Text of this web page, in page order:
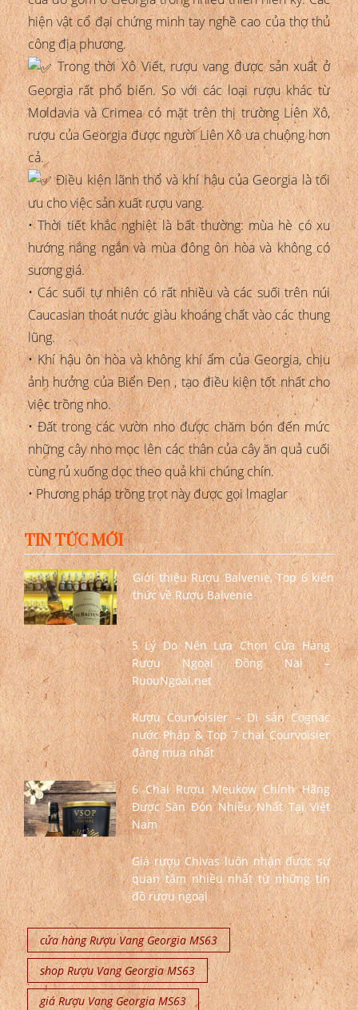
hiện vật cổ đại chứng minh tay nghề cao của thợ thủ
công địa phương.
Trong thời Xô Viết, rượu vang được sản xuất ở
Georgia rất phổ biến. So với các loại rượu khác từ
Moldavia và Crimea có mặt trên thị trường Liên Xô,
rượu của Georgia được người Liên Xô ưa chuộng hơn
cả.
Điều kiện lãnh thổ và khí hậu của Georgia là tối
ưu cho việc sản xuất rượu vang.
• Thời tiết khắc nghiệt là bất thường: mùa hè có xu
hướng nắng ngắn và mùa đông ôn hòa và không có
sương giá.
• Các suối tự nhiên có rất nhiều và các suối trên núi
Caucasian thoát nước giàu khoáng chất vào các thung
lũng.
• Khí hậu ôn hòa và không khí ẩm của Georgia, chịu
ảnh hưởng của Biển Đen , tạo điều kiện tốt nhất cho
việc trồng nho.
• Đất trong các vườn nho được chăm bón đến mức
những cây nho mọc lên các thân của cây ăn quả cuối
cùng rủ xuống dọc theo quả khi chúng chín.
• Phương pháp trồng trọt này được gọi lmaglar
TIN TỨC MỚI
Giới thiệu Rượu Balvenie, Top 6 kiến
thức về Rượu Balvenie
5 Lý Do Nên Lựa Chọn Cửa Hàng
Rượu Ngoại Đồng Nai –
RuouNgoai.net
Rượu Courvoisier – Di sản Cognac
nước Pháp & Top 7 chai Courvoisier
đáng mua nhất
6 Chai Rượu Meukow Chính Hãng
Được Săn Đón Nhiều Nhất Tại Việt
Nam
Giá rượu Chivas luôn nhận được sự
quan tâm nhiều nhất từ những tín
đồ rượu ngoại
cửa hàng Rượu Vang Georgia MS63
shop Rượu Vang Georgia MS63
giá Rượu Vang Georgia MS63